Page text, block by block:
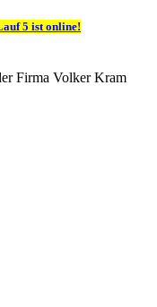
5 ist online!
Firma Volker Kram